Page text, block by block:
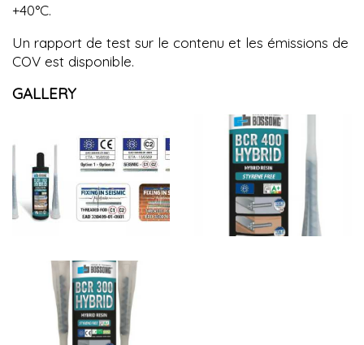
+40°C.
Un rapport de test sur le contenu et les émissions de
COV est disponible.
GALLERY